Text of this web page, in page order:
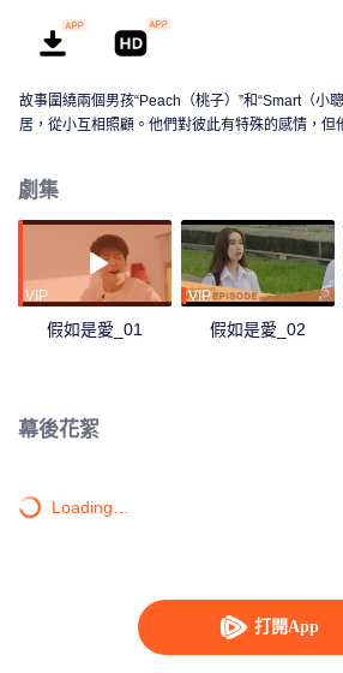
打開App
故事圍繞兩個男孩“Peach（桃子）”和“Smart（小
居，從小互相照顧。他們對彼此有特殊的感情，但
決定參加考試想進入桃子的大學，同時也為了實現
劇集
VIP
假如是愛_01
VIP
假如是愛_02
幕後花絮
Loading…